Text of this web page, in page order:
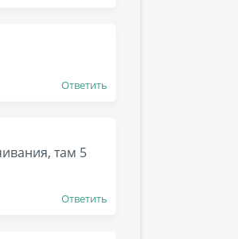
Ответить
там 5
Ответить